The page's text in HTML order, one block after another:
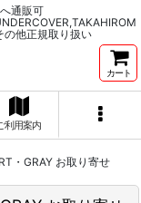
通販可
の他正規取り扱い
カート
利用案内
・GRAY お取り寄せ